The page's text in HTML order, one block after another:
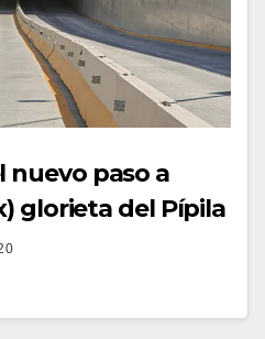
nuevo paso a
glorieta del Pípila